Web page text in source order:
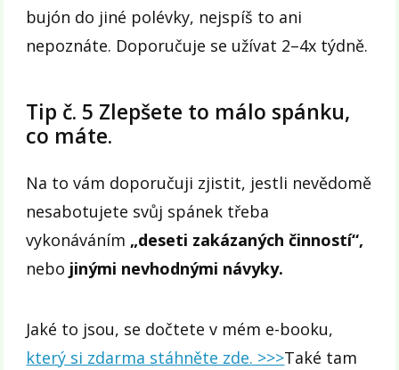
bujón do jiné polévky, nejspíš to ani
nepoznáte. Doporučuje se užívat 2–4x týdně.
Tip č. 5 Zlepšete to málo spánku,
co máte.
Na to vám doporučuji zjistit, jestli nevědomě
nesabotujete svůj spánek třeba
vykonáváním „deseti zakázaných činností“,
nebo jinými nevhodnými návyky.
Jaké to jsou, se dočtete v mém e-booku,
který si zdarma stáhněte zde. >>>Také tam